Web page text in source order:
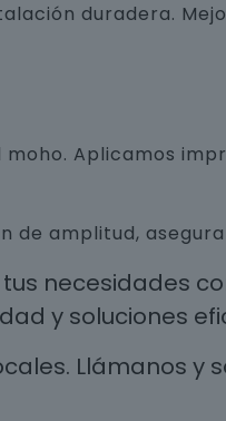
duradera.
Aplicamos
amplitud,
necesidades
y soluciones
Llámanos y